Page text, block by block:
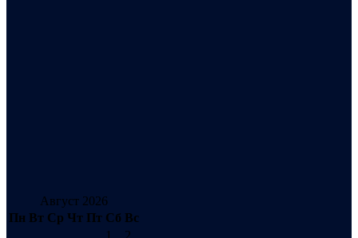
Август 2026
Пн Вт Ср Чт Пт Сб Вс
1
2